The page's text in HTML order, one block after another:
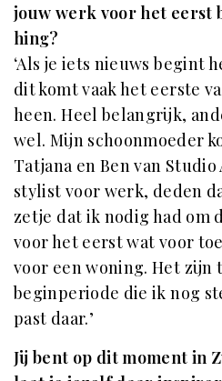
jouw werk voor het eerst
hing?
‘Als je iets nieuws begint
dit komt vaak het eerste
heen. Heel belangrijk,
wel. Mijn schoonmoeder
Tatjana en Ben van
stylist voor werk, deden
zetje dat ik nodig had om
voor het eerst wat voor
voor een woning. Het zijn
beginperiode die ik nog
past daar.’
Jij bent op dit moment in